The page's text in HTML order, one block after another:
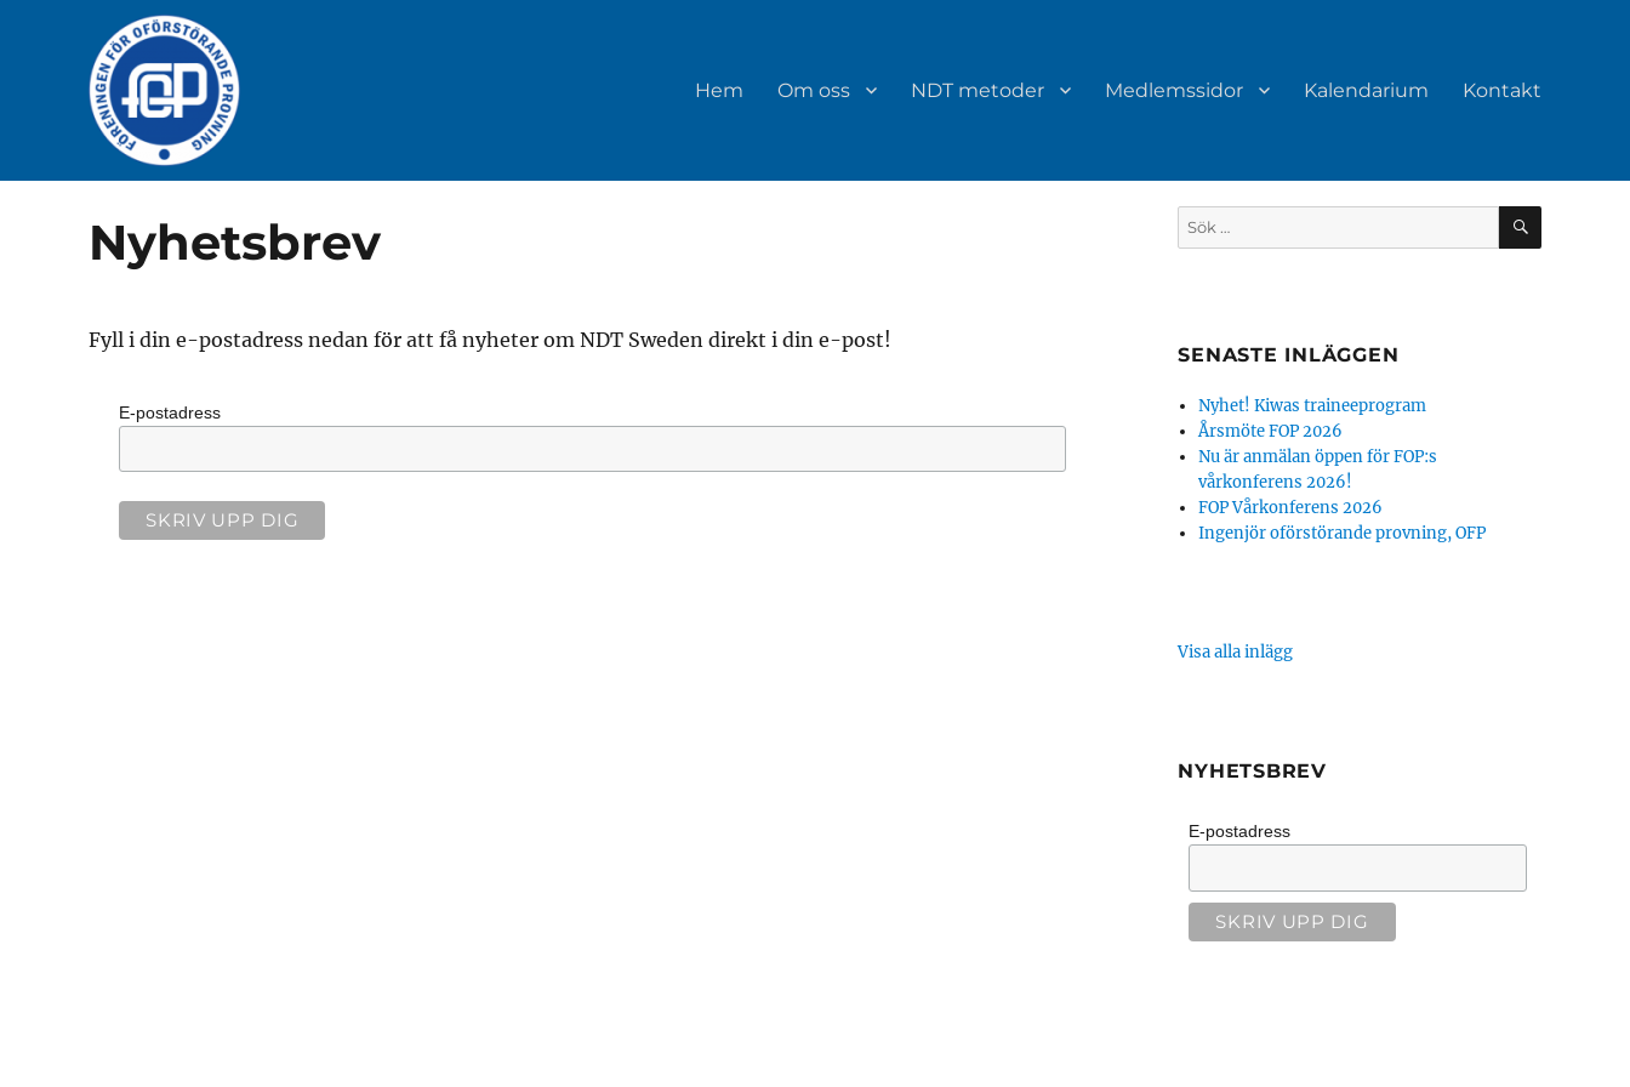
Hem Om oss NDT metoder Medlemssidor Kalendarium Kontakt
Nyhetsbrev
Fyll i din e-postadress nedan för att få nyheter om NDT Sweden direkt i din e-post!
E-postadress
Sök
efter:
SÖK
SENASTE INLÄGGEN
Nyhet! Kiwas traineeprogram
Årsmöte FOP 2026
Nu är anmälan öppen för FOP:s
vårkonferens 2026!
FOP Vårkonferens 2026
Ingenjör oförstörande provning, OFP
Visa alla inlägg
NYHETSBREV
E-postadress